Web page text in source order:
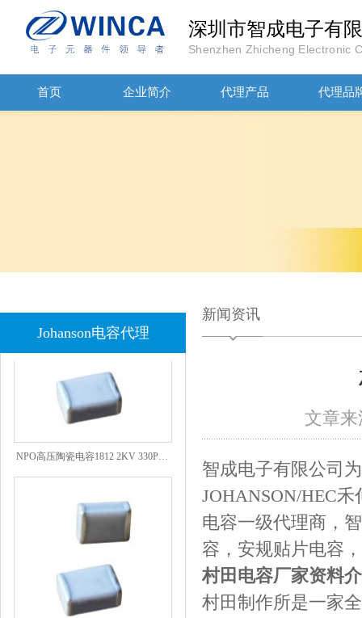
深圳市智成电子有
Shenzhen Zhicheng Electronic
首页 企业简介 代理产品 代理品
Johanson电容代理
新闻资讯
文章
智成电子有限公司
JOHANSON/HEC
电容一级代理商，
容，安规贴片电容
村田电容厂家资料
村田制作所是一家